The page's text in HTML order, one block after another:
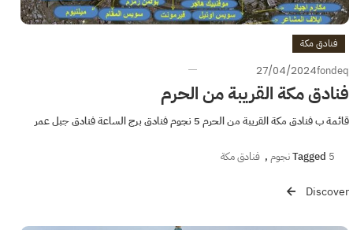
فنادق مكة
27/04/2024fondeq
فنادق مكة القريبة من الحرم
قائمة ب فنادق مكة القريبة من الحرم 5 نجوم فنادق برج الساعة فنادق جبل عمر
Tagged 5 نجوم , فنادق مكة
Discover